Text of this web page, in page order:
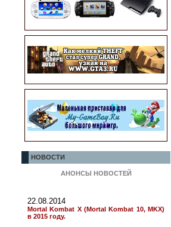
НОВОСТИ
АНОНСЫ НОВОСТЕЙ
22.08.2014
Mortal Kombat X (Mortal Kombat 10, MKX)
в 2015 году.